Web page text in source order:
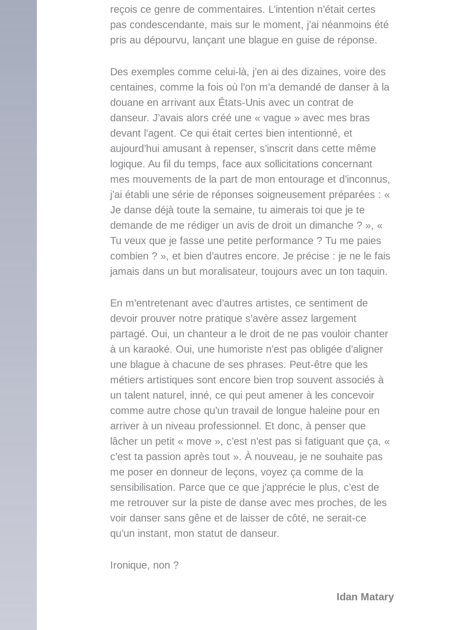
reçois ce genre de commentaires. L’intention n’était certes
pas condescendante, mais sur le moment, j’ai néanmoins été
pris au dépourvu, lançant une blague en guise de réponse.
Des exemples comme celui-là, j’en ai des dizaines, voire des
centaines, comme la fois où l’on m’a demandé de danser à la
douane en arrivant aux États-Unis avec un contrat de
danseur. J’avais alors créé une « vague » avec mes bras
devant l’agent. Ce qui était certes bien intentionné, et
aujourd’hui amusant à repenser, s’inscrit dans cette même
logique. Au fil du temps, face aux sollicitations concernant
mes mouvements de la part de mon entourage et d’inconnus,
j’ai établi une série de réponses soigneusement préparées : «
Je danse déjà toute la semaine, tu aimerais toi que je te
demande de me rédiger un avis de droit un dimanche ? », «
Tu veux que je fasse une petite performance ? Tu me paies
combien ? », et bien d’autres encore. Je précise : je ne le fais
jamais dans un but moralisateur, toujours avec un ton taquin.
En m’entretenant avec d’autres artistes, ce sentiment de
devoir prouver notre pratique s’avère assez largement
partagé. Oui, un chanteur a le droit de ne pas vouloir chanter
à un karaoké. Oui, une humoriste n’est pas obligée d’aligner
une blague à chacune de ses phrases. Peut-être que les
métiers artistiques sont encore bien trop souvent associés à
un talent naturel, inné, ce qui peut amener à les concevoir
comme autre chose qu’un travail de longue haleine pour en
arriver à un niveau professionnel. Et donc, à penser que
lâcher un petit « move », c’est n’est pas si fatiguant que ça, «
c’est ta passion après tout ». À nouveau, je ne souhaite pas
me poser en donneur de leçons, voyez ça comme de la
sensibilisation. Parce que ce que j’apprécie le plus, c’est de
me retrouver sur la piste de danse avec mes proches, de les
voir danser sans gêne et de laisser de côté, ne serait-ce
qu’un instant, mon statut de danseur.
Ironique, non ?
Idan Matary